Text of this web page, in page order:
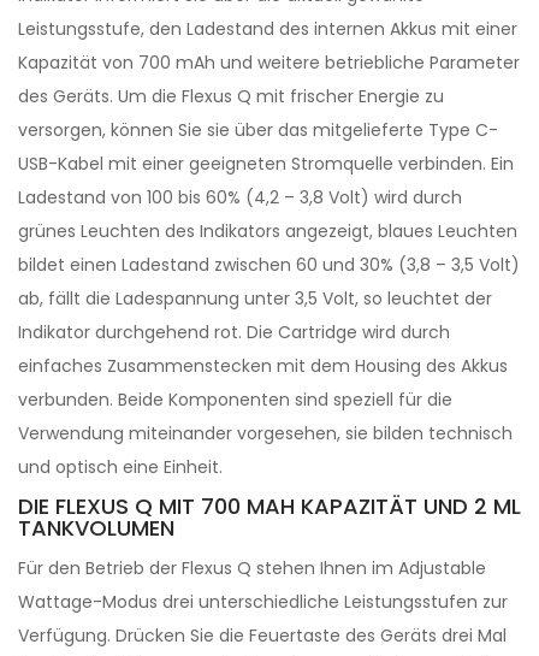
Leistungsstufe, den Ladestand des internen Akkus mit einer
Kapazität von 700 mAh und weitere betriebliche Parameter
des Geräts. Um die Flexus Q mit frischer Energie zu
versorgen, können Sie sie über das mitgelieferte Type C-
USB-Kabel mit einer geeigneten Stromquelle verbinden. Ein
Ladestand von 100 bis 60% (4,2 – 3,8 Volt) wird durch
grünes Leuchten des Indikators angezeigt, blaues Leuchten
bildet einen Ladestand zwischen 60 und 30% (3,8 – 3,5 Volt)
ab, fällt die Ladespannung unter 3,5 Volt, so leuchtet der
Indikator durchgehend rot. Die Cartridge wird durch
einfaches Zusammenstecken mit dem Housing des Akkus
verbunden. Beide Komponenten sind speziell für die
Verwendung miteinander vorgesehen, sie bilden technisch
und optisch eine Einheit.
DIE FLEXUS Q MIT 700 MAH KAPAZITÄT UND 2 ML
TANKVOLUMEN
Für den Betrieb der Flexus Q stehen Ihnen im Adjustable
Wattage-Modus drei unterschiedliche Leistungsstufen zur
Verfügung. Drücken Sie die Feuertaste des Geräts drei Mal